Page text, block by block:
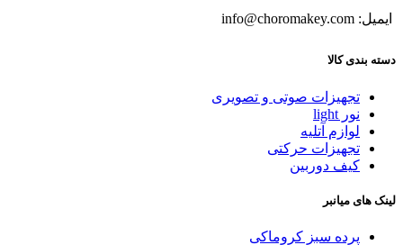
ایمیل: info@choromakey.com
دسته بندی کالا
تجهیزات صوتی و تصویری
نور light
لوازم آتلیه
تجهیزات حرکتی
کیف دوربین
لینک های میانبر
پرده سبز کروماکی